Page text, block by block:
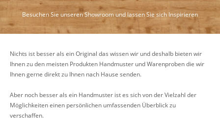
Besuchen Sie unseren Showroom und lassen Sie sich Inspirieren
Nichts ist besser als ein Original das wissen wir und deshalb bieten wir
Ihnen zu den meisten Produkten Handmuster und Warenproben die wir
Ihnen gerne direkt zu Ihnen nach Hause senden.
Aber noch besser als ein Handmuster ist es sich von der Vielzahl der
Möglichkeiten einen persönlichen umfassenden Überblick zu
verschaffen.